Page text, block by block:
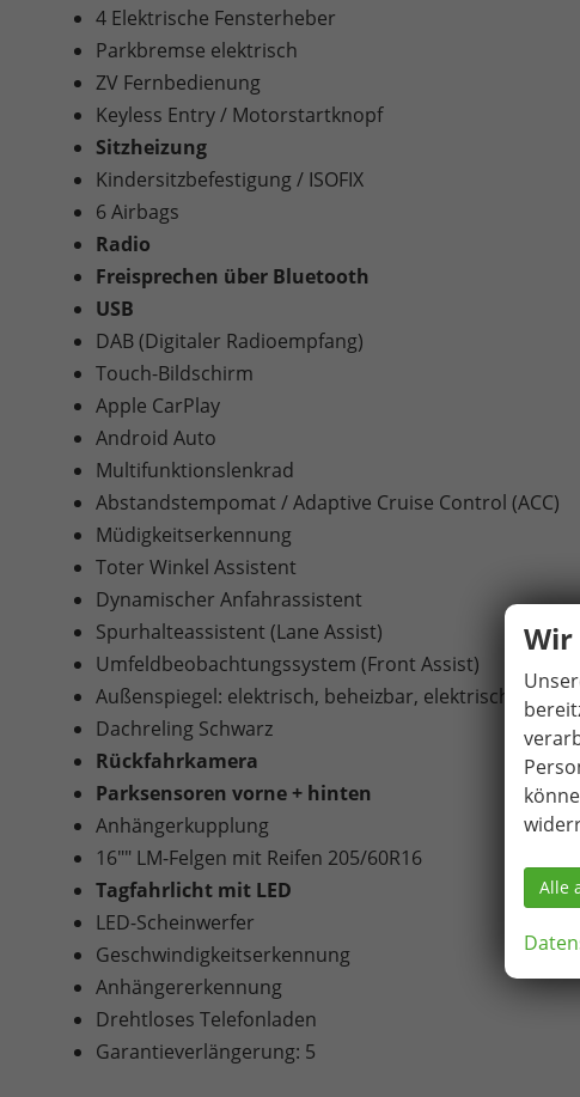
4 Elektrische Fensterheber
Parkbremse elektrisch
ZV Fernbedienung
Keyless Entry / Motorstartknopf
Sitzheizung
Kindersitzbefestigung / ISOFIX
6 Airbags
Radio
Freisprechen über Bluetooth
USB
DAB (Digitaler Radioempfang)
Touch-Bildschirm
Apple CarPlay
Android Auto
Multifunktionslenkrad
Abstandstempomat / Adaptive Cruise Control (ACC)
Müdigkeitserkennung
Toter Winkel Assistent
Dynamischer Anfahrassistent
Spurhalteassistent (Lane Assist)
Umfeldbeobachtungssystem (Front Assist)
Außenspiegel: elektrisch, beheizbar, elektrisch
Dachreling Schwarz
Rückfahrkamera
Parksensoren vorne + hinten
Anhängerkupplung
16"" LM-Felgen mit Reifen 205/60R16
Tagfahrlicht mit LED
LED-Scheinwerfer
Geschwindigkeitserkennung
Anhängererkennung
Drehtloses Telefonladen
Garantieverlängerung: 5
Alle